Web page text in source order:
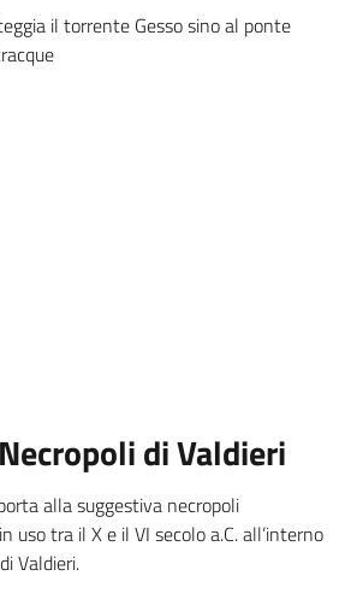
il torrente Gesso sino al ponte
di Valdieri
alla suggestiva necropoli
uso tra il X e il VI secolo a.C. all’interno
Valdieri.